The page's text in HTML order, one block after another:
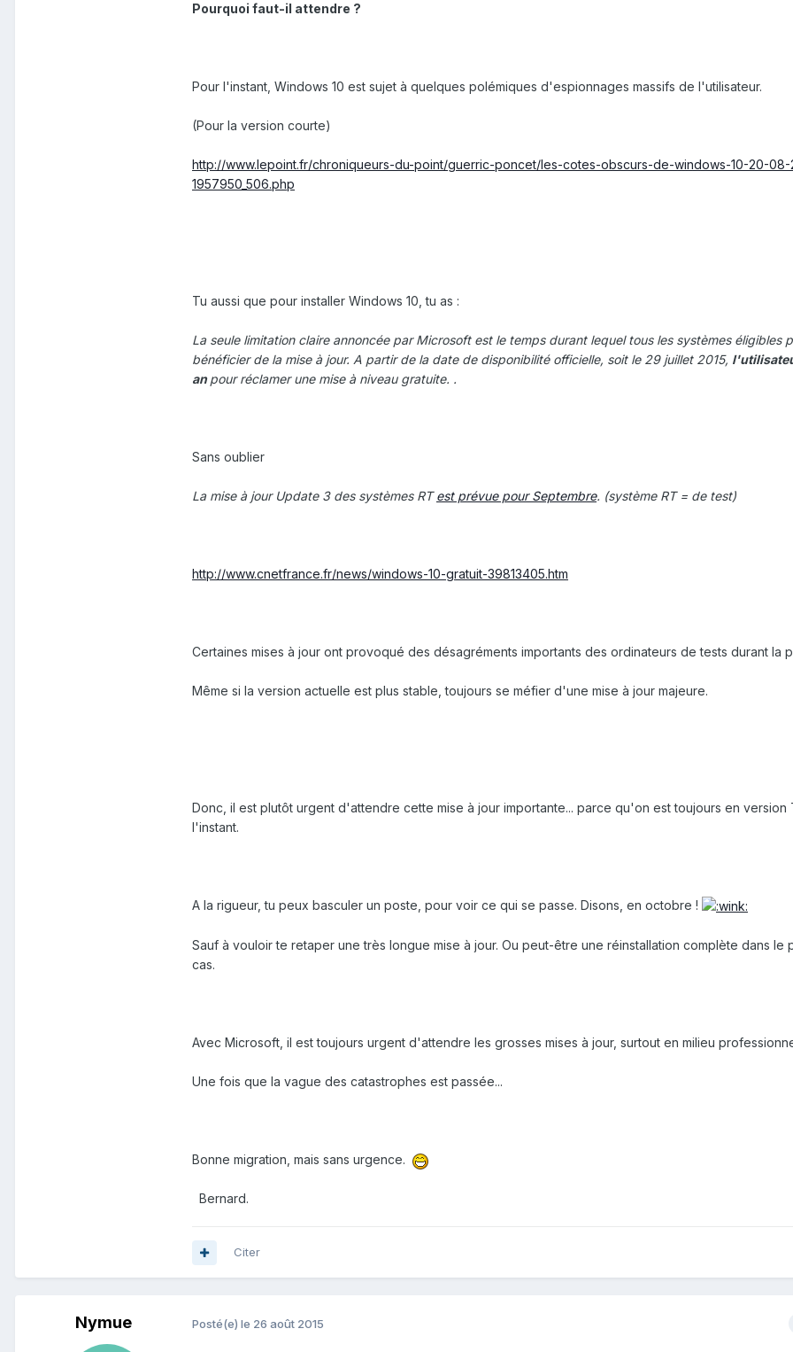
Pourquoi faut-il attendre ?
Pour l'instant, Windows 10 est sujet à quelques polémiques d'espionnages massifs de l'utilisateur.
(Pour la version courte)
http://www.lepoint.fr/chroniqueurs-du-point/guerric-poncet/les-cotes-obscurs-de-windows-10-20-08-
1957950_506.php
Tu aussi que pour installer Windows 10, tu as :
La seule limitation claire annoncée par Microsoft est le temps durant lequel tous les systèmes éligibles
bénéficier de la mise à jour. A partir de la date de disponibilité officielle, soit le 29 juillet 2015,
anpour réclamer une mise à niveau gratuite. .
Sans oublier
La mise à jour Update 3 des systèmes RTest prévue pour Septembre. (système RT = de test)
http://www.cnetfrance.fr/news/windows-10-gratuit-39813405.htm
Certaines mises à jour ont provoqué des désagréments importants des ordinateurs de tests durant la
Même si la version actuelle est plus stable, toujours se méfier d'une mise à jour majeure.
Donc, il est plutôt urgent d'attendre cette mise à jour importante... parce qu'on est toujours en version
l'instant.
A la rigueur, tu peux basculer un poste, pour voir ce qui se passe. Disons, en octobre !
Sauf à vouloir te retaper une très longue mise à jour. Ou peut-être une réinstallation complète dans le
cas.
Avec Microsoft, il est toujours urgent d'attendre les grosses mises à jour, surtout en milieu
Une fois que la vague des catastrophes est passée...
Bonne migration, mais sans urgence.
Bernard.
Citer
Nymue Posté(e) le 26 août 2015